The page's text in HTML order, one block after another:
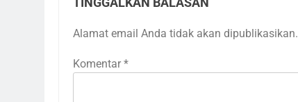
Alamat email Anda tidak akan dipublikasikan.
Komentar *